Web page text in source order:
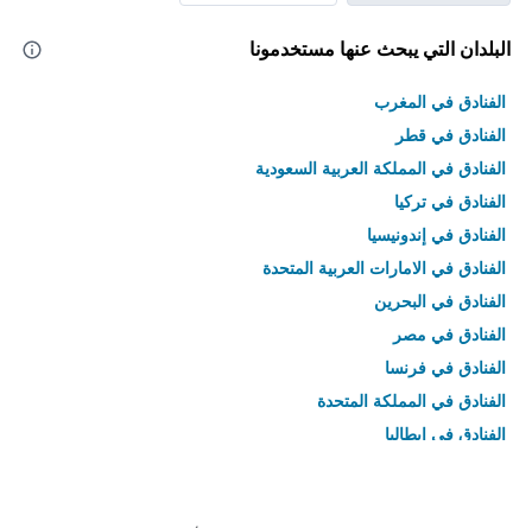
البلدان التي يبحث عنها مستخدمونا
الفنادق في المغرب
الفنادق في قطر
الفنادق في المملكة العربية السعودية
الفنادق في تركيا
الفنادق في إندونيسيا
الفنادق في الامارات العربية المتحدة
الفنادق في البحرين
الفنادق في مصر
الفنادق في فرنسا
الفنادق في المملكة المتحدة
الفنادق في إيطاليا